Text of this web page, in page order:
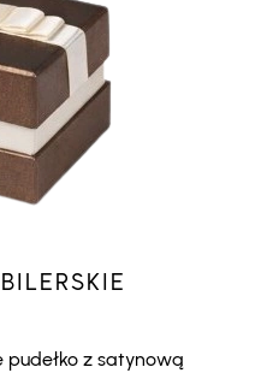
mm
1,62 g
pudełko z satynową